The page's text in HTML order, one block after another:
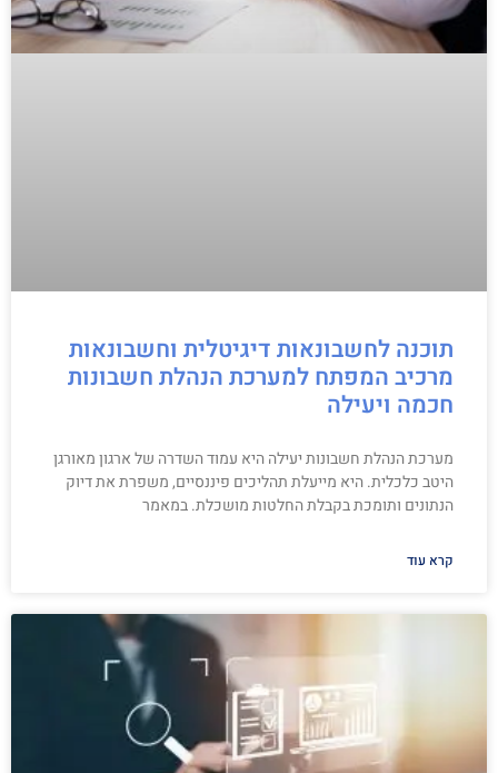
תוכנה לחשבונאות דיגיטלית וחשבונאות
מרכיב המפתח למערכת הנהלת חשבונות
חכמה ויעילה
מערכת הנהלת חשבונות יעילה היא עמוד השדרה של ארגון מאורגן
היטב כלכלית. היא מייעלת תהליכים פיננסיים, משפרת את דיוק
הנתונים ותומכת בקבלת החלטות מושכלת. במאמר
קרא עוד